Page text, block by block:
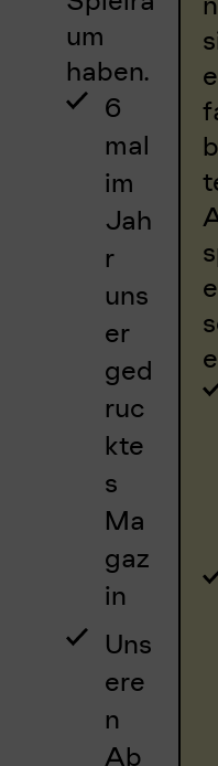
um
haben.
6
mal
im
Jah
r
uns
er
ged
ruc
kte
s
Ma
gaz
in
Uns
ere
n
Ab
e